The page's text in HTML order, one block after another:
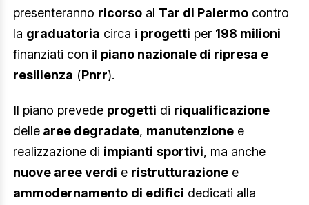
presenteranno ricorso al Tar di Palermo contro
la graduatoria circa i progetti per 198 milioni
finanziati con il piano nazionale di ripresa e
resilienza (Pnrr).
Il piano prevede progetti di riqualificazione
delle aree degradate, manutenzione e
realizzazione di impianti sportivi, ma anche
nuove aree verdi e ristrutturazione e
ammodernamento di edifici dedicati alla